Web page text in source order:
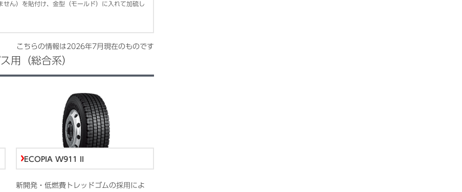
ん）を貼付け、金型（モールド）に入れて加硫し
こちらの情報は2026年7月 現在のものです
用（総合系）
ECOPIA W911 II
新開発・低燃費トレッドゴムの採用によ